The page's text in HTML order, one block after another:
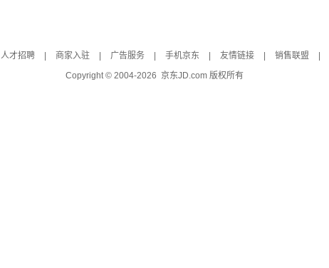
人才招聘 商家入驻 广告服务 手机京东 友情链接 销售联盟
Copyright © 2004-2026 京东JD.com 版权所有